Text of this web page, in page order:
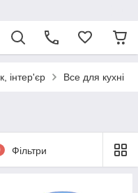
інтер'єр Все для кухні
Фільтри